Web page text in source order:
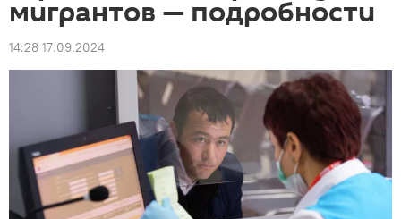
мигрантов — подробности
14:28 17.09.2024